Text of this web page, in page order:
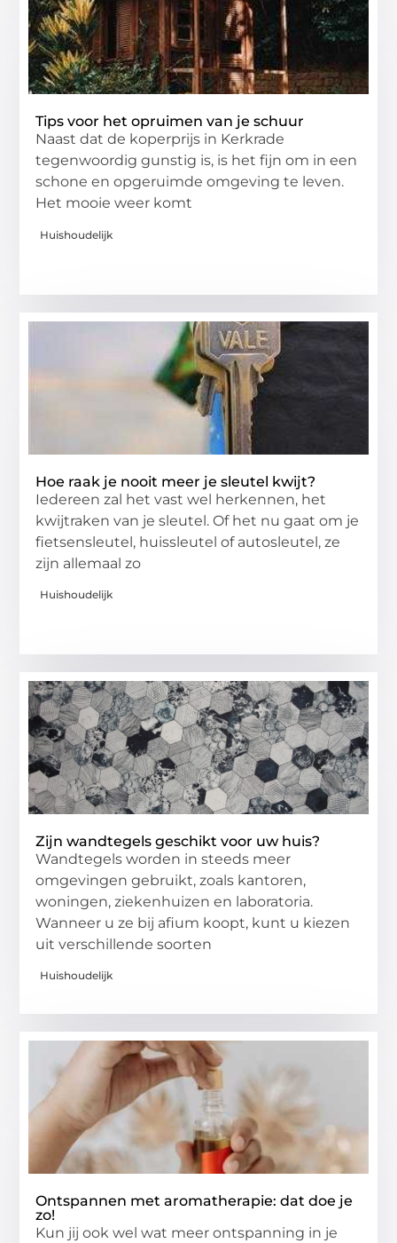
Tips voor het opruimen van je schuur
Naast dat de koperprijs in Kerkrade
tegenwoordig gunstig is, is het fijn om in een
schone en opgeruimde omgeving te leven.
Het mooie weer komt
Huishoudelijk
Hoe raak je nooit meer je sleutel kwijt?
Iedereen zal het vast wel herkennen, het
kwijtraken van je sleutel. Of het nu gaat om je
fietsensleutel, huissleutel of autosleutel, ze
zijn allemaal zo
Huishoudelijk
Zijn wandtegels geschikt voor uw huis?
Wandtegels worden in steeds meer
omgevingen gebruikt, zoals kantoren,
woningen, ziekenhuizen en laboratoria.
Wanneer u ze bij afium koopt, kunt u kiezen
uit verschillende soorten
Huishoudelijk
Ontspannen met aromatherapie: dat doe je
zo!
Kun jij ook wel wat meer ontspanning in je